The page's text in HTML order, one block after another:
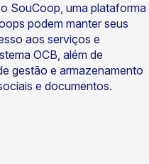
SouCoop, uma plataforma
podem manter seus
aos serviços e
OCB, além de
gestão e armazenamento
e documentos.